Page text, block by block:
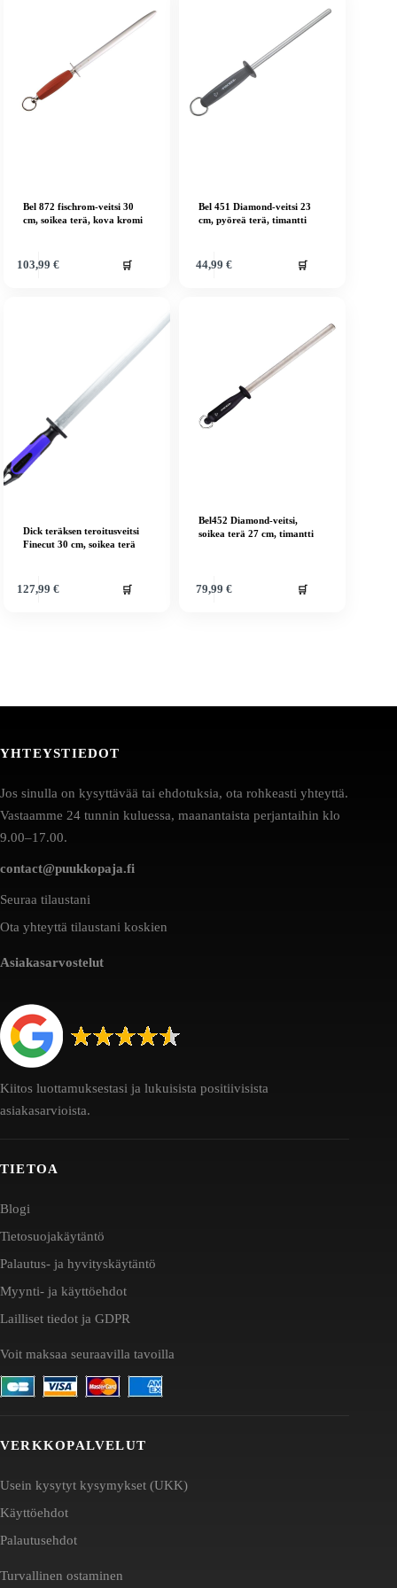
Bel 872 fischrom-veitsi 30
cm, soikea terä, kova kromi
103,99€ 🛒
Bel 451 Diamond-veitsi 23
cm, pyöreä terä, timantti
44,99 € 🛒
Dick teräksen teroitusveitsi
Finecut 30 cm, soikea terä
127,99€ 🛒
Bel452 Diamond-veitsi,
soikea terä 27 cm, timantti
79,99 € 🛒
YHTEYSTIEDOT
Jos sinulla on kysyttävää tai ehdotuksia, ota rohkeasti yhteyttä.
Vastaamme 24 tunnin kuluessa, maanantaista perjantaihin klo
9.00–17.00.
contact@puukkopaja.fi
Seuraa tilaustani
Ota yhteyttä tilaustani koskien
Asiakasarvostelut
Kiitos luottamuksestasi ja lukuisista positiivisista
asiakasarvioista.
TIETOA
Blogi
Tietosuojakäytäntö
Palautus- ja hyvityskäytäntö
Myynti- ja käyttöehdot
Lailliset tiedot ja GDPR
Voit maksaa seuraavilla tavoilla
VERKKOPALVELUT
Usein kysytyt kysymykset (UKK)
Käyttöehdot
Palautusehdot
Turvallinen ostaminen